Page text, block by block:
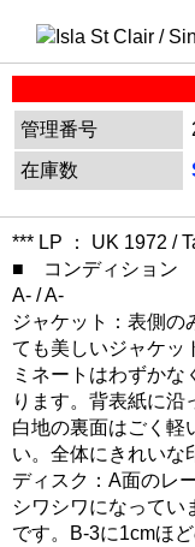
管理番号
在庫数
*** LP ： UK 1972 /
■ コンディション
A- / A-
ジャケット：表側の
ても美しいジャケッ
ミネートはわずか
ります。背表紙に沿
白地の裏面はごく軽
い。全体にきれいな
ディスク：A面のレ
シワシワになってい
です。B-3に1cmほ